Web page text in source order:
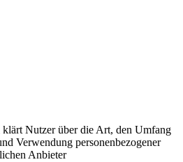
Nutzer über die Art, den Umfang
Verwendung personenbezogener
Anbieter